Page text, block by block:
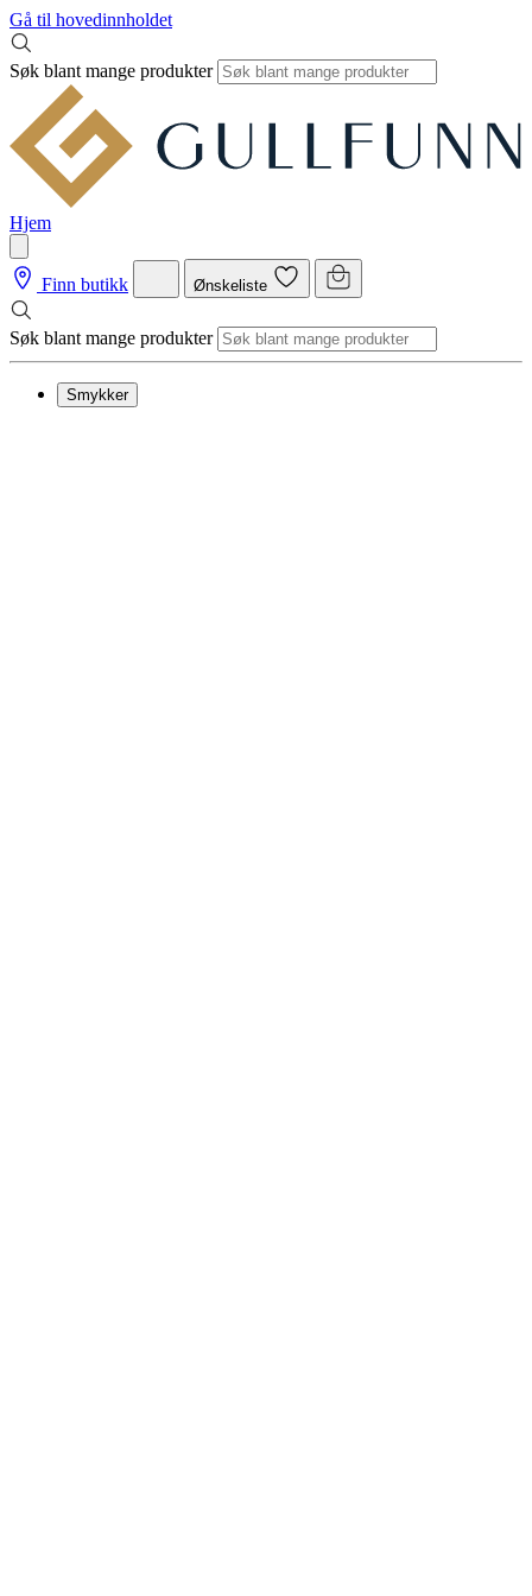
Gå til hovedinnholdet
Søk blant mange produkter
Hjem
Finn butikk Ønskeliste
Søk blant mange produkter
Smykker